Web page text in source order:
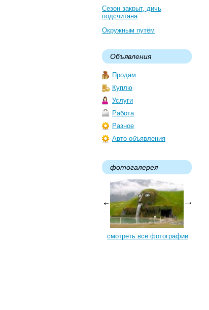
Сезон закрыт, дичь
подсчитана
Окружным путём
Объявления
Продам
Куплю
Услуги
Работа
Разное
Авто-объявления
фотогалерея
смотреть все фотографии